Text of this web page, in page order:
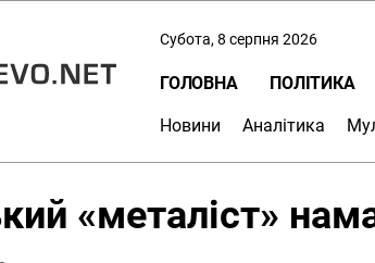
Субота, 8 серпня 2026
ГОЛОВНА ПОЛІТИКА
Новини Аналітика
«металіст»